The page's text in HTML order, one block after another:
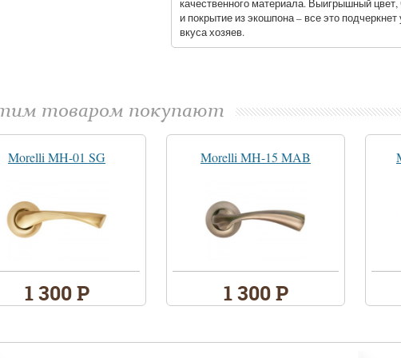
качественного материала. Выигрышный цвет,
и покрытие из экошпона – все это
вкуса хозяев.
товаром покупают
Morelli MH-01 SG
1 300 Р
Morelli MH-15 MAB
1 300 Р